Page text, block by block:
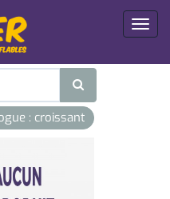
Toggle
: croissant